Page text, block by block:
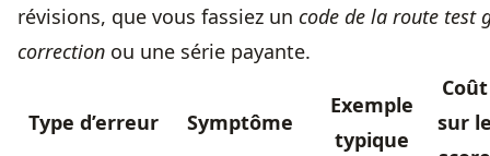
révisions, que vous fassiez un code de la route test
correction ou une série payante.
Type d’erreur Symptôme
Exemple
typique
Coût
sur